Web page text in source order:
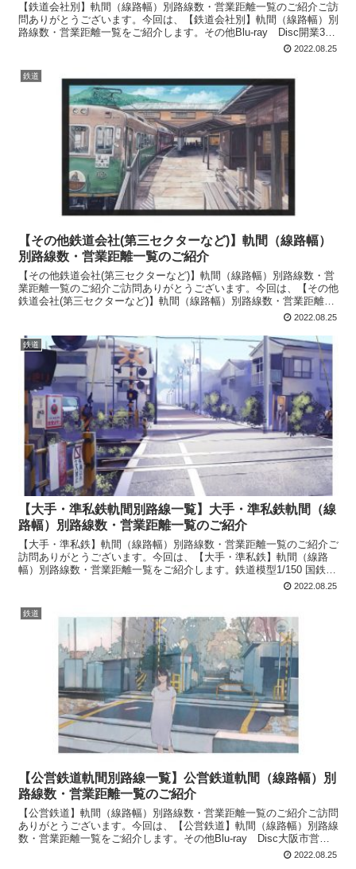
【鉄道会社別】軌間（線路幅）別路線数・営業距離一覧のご紹介ご訪
問ありがとうございます。今回は、【鉄道会社別】軌間（線路幅）別
路線数・営業距離一覧をご紹介します。その他Blu-ray Disc開業30
2022.08.25
鉄道
【その他鉄道会社(第三セクターなど)】軌間（線路幅）
別路線数・営業距離一覧のご紹介
【その他鉄道会社(第三セクターなど)】軌間（線路幅）別路線数・営
業距離一覧のご紹介ご訪問ありがとうございます。今回は、【その他
鉄道会社(第三セクターなど)】軌間（線路幅）別路線数・営業距離一
2022.08.25
鉄道
【大手・準私鉄軌間別路線一覧】大手・準私鉄軌間（線
路幅）別路線数・営業距離一覧のご紹介
【大手・準私鉄】軌間（線路幅）別路線数・営業距離一覧のご紹介ご
訪問ありがとうございます。今回は、【大手・準私鉄】軌間（線路
幅）別路線数・営業距離一覧をご紹介します。鉄道模型1/150 国鉄
2022.08.25
鉄道
【公営鉄道軌間別路線一覧】公営鉄道軌間（線路幅）別
路線数・営業距離一覧のご紹介
【公営鉄道】軌間（線路幅）別路線数・営業距離一覧のご紹介ご訪問
ありがとうございます。今回は、【公営鉄道】軌間（線路幅）別路線
数・営業距離一覧をご紹介します。その他Blu-ray Disc大阪市営地
2022.08.25